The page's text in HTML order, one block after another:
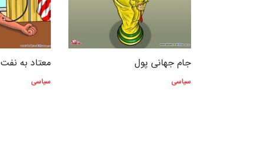
معتاد به نفت
سیاسی
جام جهانی پول
سیاسی